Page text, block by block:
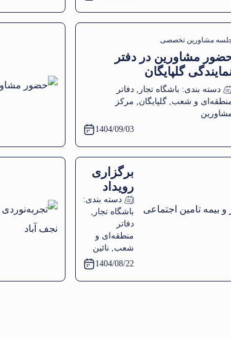
مشاورین تخصصی
مشاورین در دفتر
گلپایگان
دسته بندی: باشگاه تجار , دفاتر
و شعب, گلپایگان, مرکز
1404/09/03
برگزاری
رویداد
آموزشی
با عنوان
قانون کار
و بیمه
تامین
اجتماعی
دسته بندی:
باشگاه تجار ,
دفاتر
منطقه‌ای و
شعب, نائین
1404/08/22